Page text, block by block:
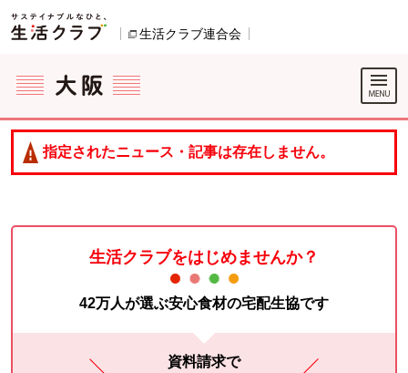
ページの先頭です。
生活クラブ連合会
ここからサイト内共通メニューです。
サイト内共通メニューをスキップする
サイト内共通メニューここまで。
指定されたニュース・記事は存在しません。
生活クラブをはじめませんか？
42万人が選ぶ安心食材の宅配生協です
資料請求で